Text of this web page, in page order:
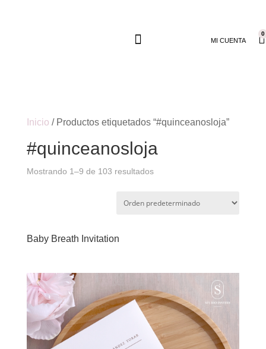
MI CUENTA
0
Inicio / Productos etiquetados “#quinceanosloja”
#quinceanosloja
Mostrando 1–9 de 103 resultados
Baby Breath Invitation